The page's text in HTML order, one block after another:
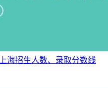
线，需等到当年高考录取工
重庆考生来说，如果想了解
以先参考2025年普通批次的
通批）
录取分数线及位次如下：
海招生人数、录取分数线